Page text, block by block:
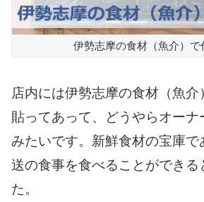
伊勢志摩の食材（魚介）で
店内には伊勢志摩の食材（魚
貼ってあって、どうやらオーナ
みたいです。新鮮食材の宝庫で
送の食事を食べることができる
た。